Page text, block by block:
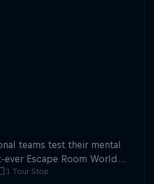
teams test their mental
Escape Room World
1 Tour Stop